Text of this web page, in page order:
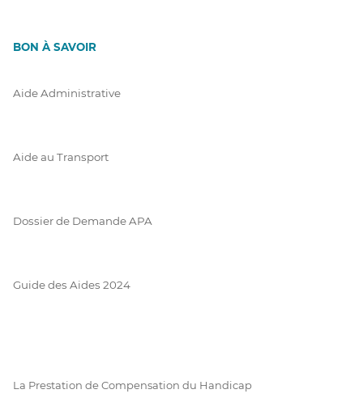
BON À SAVOIR
Aide Administrative
Aide au Transport
Dossier de Demande APA
Guide des Aides 2024
La Prestation de Compensation du Handicap